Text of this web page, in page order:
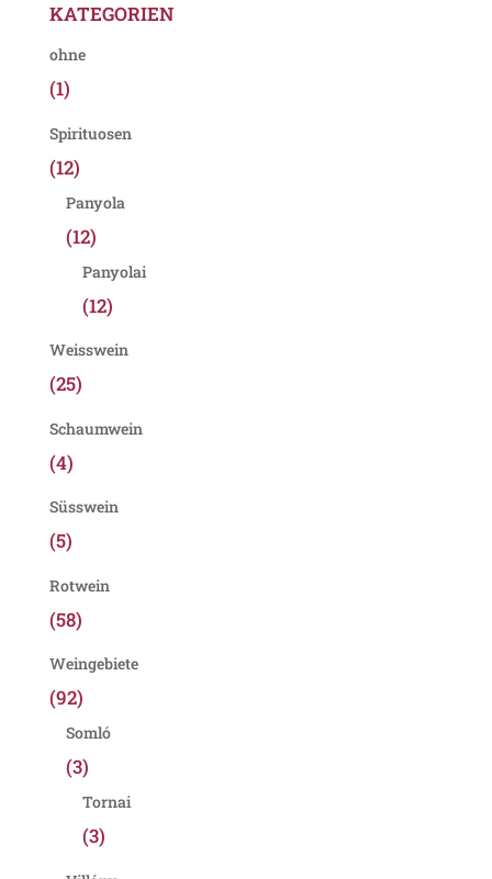
KATEGORIEN
ohne
(1)
Spirituosen
(12)
Panyola
(12)
Panyolai
(12)
Weisswein
(25)
Schaumwein
(4)
Süsswein
(5)
Rotwein
(58)
Weingebiete
(92)
Somló
(3)
Tornai
(3)